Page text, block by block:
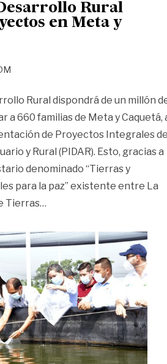
Rural
en Meta y
Rural dispondrá de un millón
a 660 familias de Meta y Caquetá,
de Proyectos Integrales
y Rural (PIDAR). Esto, gracias a
denominado “Tierras y
para la paz” existente entre La
Tierras…